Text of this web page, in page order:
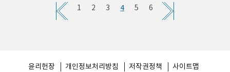
1 2 3 4 5 6
윤리헌장 개인정보처리방침 저작권정책 사이트맵